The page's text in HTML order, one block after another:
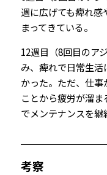
週に広げても痺れ感
まってきている。
12週目（8回目のア
み、痺れで日常生
かった。ただ、仕
ことから疲労が溜
でメンテナンスを継
考察